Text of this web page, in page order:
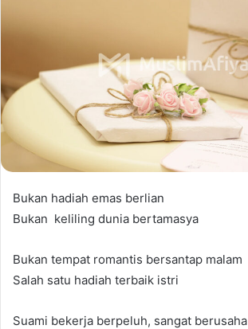
Bukan hadiah emas berlian
Bukan keliling dunia bertamasya
Bukan tempat romantis bersantap malam
Salah satu hadiah terbaik istri
Suami bekerja berpeluh, sangat berusaha